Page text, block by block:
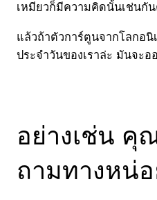
เหมียวก็มีความคิดนั้นเช่นกั
แล้วถ้าตัวการ์ตูนจากโลกอ
ประจำวันของเราล่ะ มันจะอ
อย่างเช่น คุ
ถามทางหน่